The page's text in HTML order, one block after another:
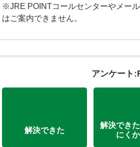
※JRE POINTコールセンターやメー
はご案内できません。
アンケート
解決できた
解決でき
にく